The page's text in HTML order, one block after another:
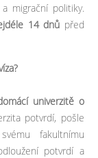
migrační politiky.
14 dnů před
univerzitě o
potvrdí, pošle
fakultnímu
potvrdí a